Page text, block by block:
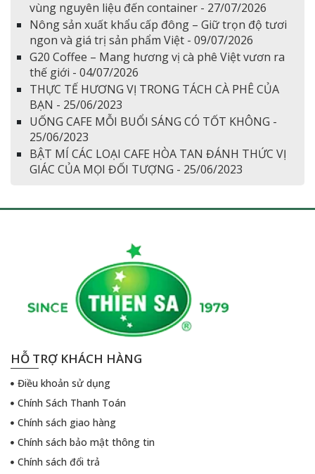
vùng nguyên liệu đến container - 27/07/2026
Nông sản xuất khẩu cấp đông – Giữ trọn độ tươi
ngon và giá trị sản phẩm Việt - 09/07/2026
G20 Coffee – Mang hương vị cà phê Việt vươn ra
thế giới - 04/07/2026
THỰC TẾ HƯƠNG VỊ TRONG TÁCH CÀ PHÊ CỦA
BẠN - 25/06/2023
UỐNG CAFE MỖI BUỔI SÁNG CÓ TỐT KHÔNG -
25/06/2023
BẬT MÍ CÁC LOẠI CAFE HÒA TAN ĐÁNH THỨC VỊ
GIÁC CỦA MỌI ĐỐI TƯỢNG - 25/06/2023
HỖ TRỢ KHÁCH HÀNG
Điều khoản sử dụng
Chính Sách Thanh Toán
Chính sách giao hàng
Chính sách bảo mật thông tin
Chính sách đổi trả